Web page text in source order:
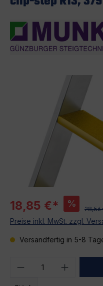
Bildergalerie überspringen
18,85 €* %
28,56
Preise inkl. MwSt. zzgl.
Versandfertig in 5-8
Produkt